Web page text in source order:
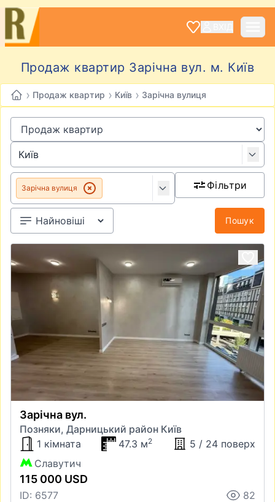
Продаж квартир Зарічна вул. м. Київ
› Продаж квартир › Київ › Зарічна вулиця
Зарічна вулиця Фільтри
Пошук
Зарічна вул.
Позняки, Дарницький район Київ
1 кімната
47.3 м2
5 / 24 поверх
Славутич
115 000 USD
ID: 6577
82